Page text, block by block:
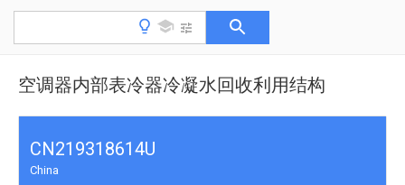
空调器内部表冷器冷凝水回收利用结构
CN219318614U
China